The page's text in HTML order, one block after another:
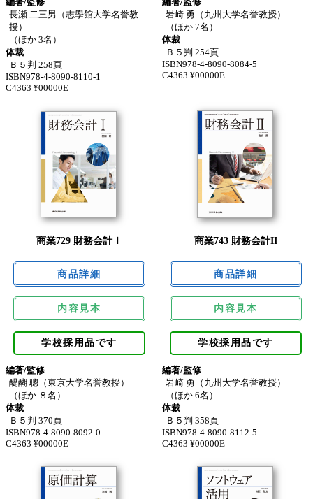
長瀬 二三男（志學館大学名誉教
授）
（ほか 3名）
体裁
Ｂ５判 258頁
ISBN978-4-8090-8110-1
C4363 ¥00000E
岩崎 勇（九州大学名誉教授）
（ほか 7名）
体裁
Ｂ５判 254頁
ISBN978-4-8090-8084-5
C4363 ¥00000E
商業729 財務会計Ｉ
内容見本
学校採用品です
編著/監修
醍醐 聰（東京大学名誉教授）
（ほか ８名）
体裁
Ｂ５判 370頁
ISBN978-4-8090-8092-0
C4363 ¥00000E
商業743 財務会計II
内容見本
学校採用品です
編著/監修
岩崎 勇（九州大学名誉教授）
（ほか 6名）
体裁
Ｂ５判 358頁
ISBN978-4-8090-8112-5
C4363 ¥00000E